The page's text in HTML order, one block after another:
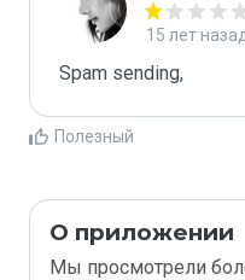
15 лет назад
Spam sending,
Полезный
О приложении
Мы просмотрели